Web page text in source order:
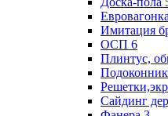
Евровагонка
Имитация
ОСП 6
Плинтус,
Сайдинг